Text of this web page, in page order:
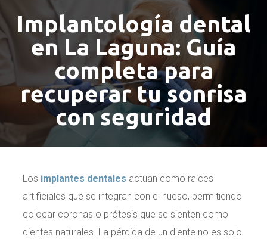
Implantología dental
en La Laguna: Guía
completa para
recuperar tu sonrisa
con seguridad
Los implantes dentales actúan como raíces
artificiales que se integran con el hueso, permitiendo
colocar coronas o prótesis que se sienten como
dientes naturales. La pérdida de un diente no es solo